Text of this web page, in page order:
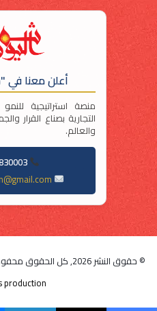
أعلن معنا
منصة استراتيجية للنمو
التجارية بصناع القرار
والعالم.
© حقوق النشر 2026, كل الحقوق محفوظة |
production